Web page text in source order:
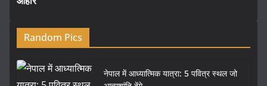
Random Pics
नेपाल में आध्यात्मिक यात्रा: 5 पवित्र स्थल जो